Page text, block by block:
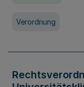
Verordnung